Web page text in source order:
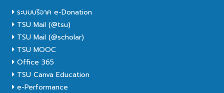
ระบบบริจาค e-Donation
TSU Mail (@tsu)
TSU Mail (@scholar)
TSU MOOC
Office 365
TSU Canva Education
e-Performance